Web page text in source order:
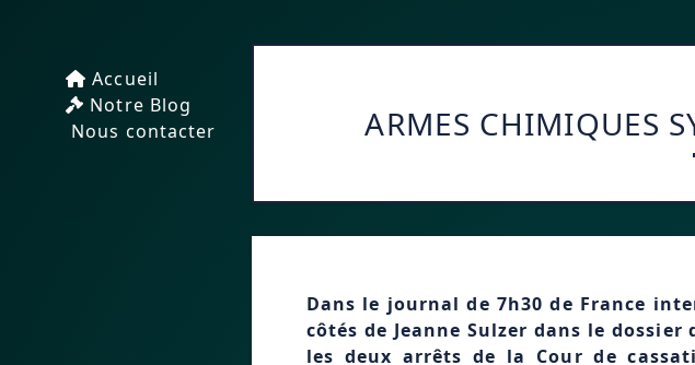
ARMES CHIMIQUES
Dans le journal de 7h30 de France
côtés de Jeanne Sulzer dans le
les deux arrêts de la Cour de
Accueil
Notre Blog
Nous contacter